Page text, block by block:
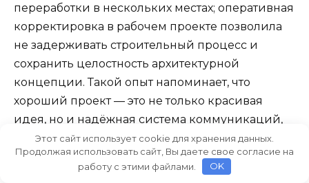
переработки в нескольких местах; оперативная
корректировка в рабочем проекте позволила
не задерживать строительный процесс и
сохранить целостность архитектурной
концепции. Такой опыт напоминает, что
хороший проект — это не только красивая
идея, но и надёжная система коммуникаций,
которая держит процесс в рамках времени и
бюджета.
Этот сайт использует cookie для хранения данных.
Продолжая использовать сайт, Вы даете свое согласие на
работу с этими файлами.
OK